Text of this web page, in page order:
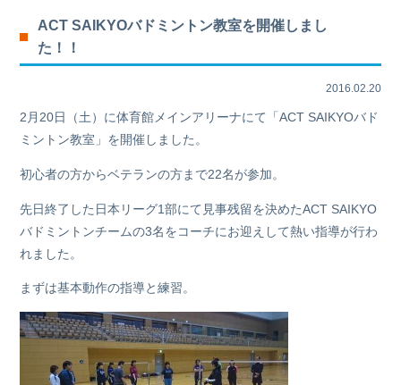
ACT SAIKYOバドミントン教室を開催しまし
た！！
2016.02.20
2月20日（土）に体育館メインアリーナにて「ACT SAIKYOバド
ミントン教室」を開催しました。
初心者の方からベテランの方まで22名が参加。
先日終了した日本リーグ1部にて見事残留を決めたACT SAIKYO
バドミントンチームの3名をコーチにお迎えして熱い指導が行わ
れました。
まずは基本動作の指導と練習。